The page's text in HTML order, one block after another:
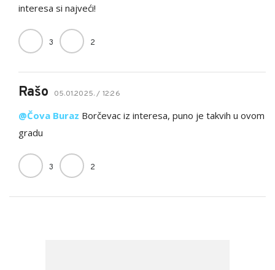
interesa si najveći!
3 2
Rašo 05.01.2025. / 12:26
@Čova Buraz Borčevac iz interesa, puno je takvih u ovom
gradu
3 2